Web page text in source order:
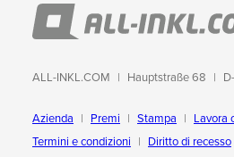
ALL-INKL.COM Hauptstraße 68
Azienda Premi Stampa
Lavora
Termini e condizioni
Diritto di recesso